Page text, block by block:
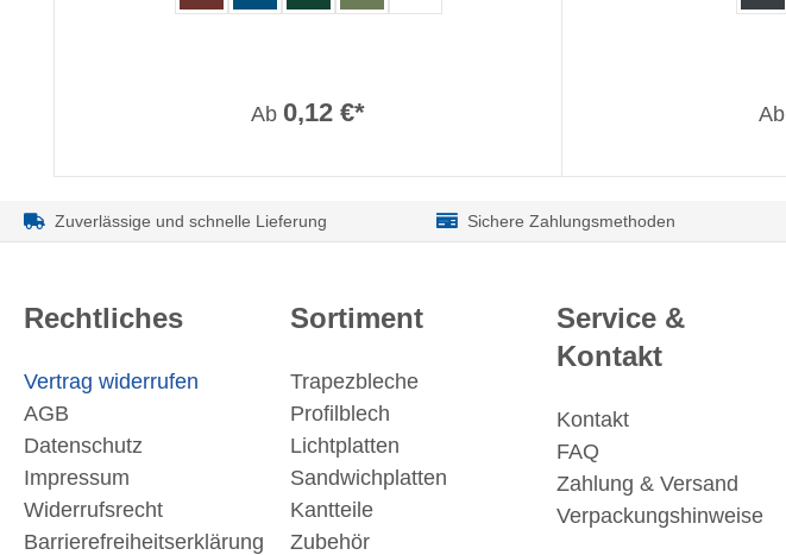
Ab 0,12 €* Ab
Zuverlässige und schnelle Lieferung Sichere Zahlungsmethoden
Rechtliches
Vertrag widerrufen
AGB
Datenschutz
Impressum
Widerrufsrecht
Barrierefreiheitserklärung
Sortiment
Trapezbleche
Profilblech
Lichtplatten
Sandwichplatten
Kantteile
Zubehör
Service &
Kontakt
Kontakt
FAQ
Zahlung & Versand
Verpackungshinweise